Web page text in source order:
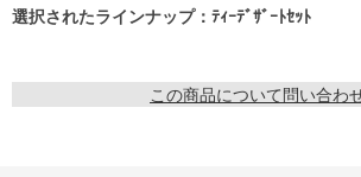
選択されたラインナップ：ﾃｨｰﾃﾞｻﾞｰﾄｾｯﾄ
この商品について問い合わ